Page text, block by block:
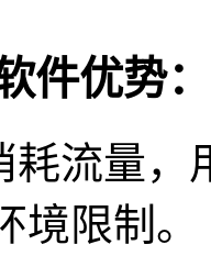
件优势：
耗流量，
境限制。